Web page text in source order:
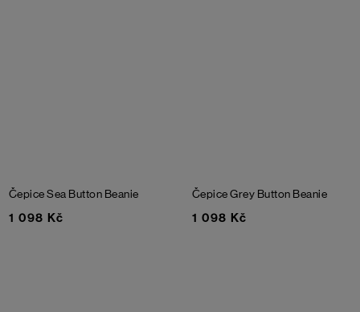
Čepice Sea Button Beanie
1 098 Kč
Čepice Grey Button Beanie
1 098 Kč